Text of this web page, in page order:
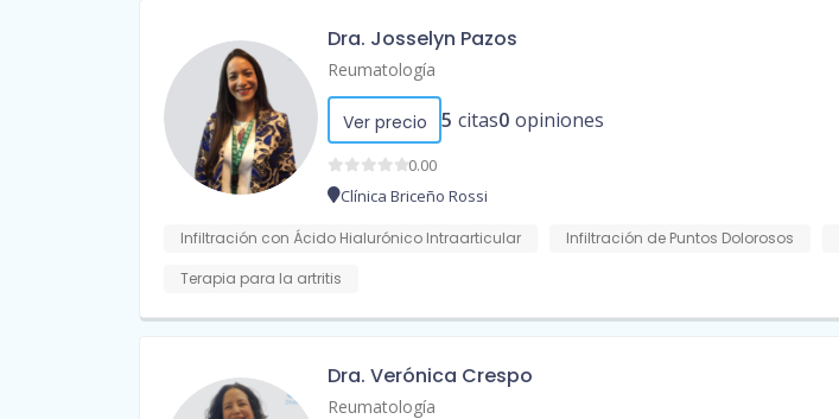
Dra. Josselyn Pazos
Reumatología
Ver precio 5 citas0 opiniones
0.00
Clínica Briceño Rossi
Infiltración con Ácido Hialurónico Intraarticular Infiltración de Puntos Dolorosos
Terapia para la artritis
Dra. Verónica Crespo
Reumatología